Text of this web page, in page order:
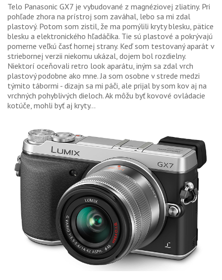
Telo Panasonic GX7 je vybudované z magnéziovej zliatiny. Pri
pohľade zhora na prístroj som zaváhal, lebo sa mi zdal
plastový. Potom som zistil, že ma pomýlili kryty blesku, pätice
blesku a elektronického hľadáčika. Tie sú plastové a pokrývajú
pomerne veľkú časť hornej strany. Keď som testovaný aparát v
striebornej verzii niekomu ukázal, dojem bol rozdielny.
Niektorí oceňovali retro look aparátu, iným sa zdal vrch
plastový podobne ako mne. Ja som osobne v strede medzi
týmito tábormi - dizajn sa mi páči, ale prijal by som kov aj na
vrchných pohyblivých dieloch. Ak môžu byť kovové ovládacie
kotúče, mohli byť aj kryty...